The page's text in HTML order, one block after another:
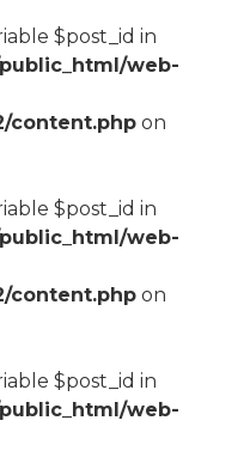
$post_id in
web-
content.phpon
$post_id in
web-
content.phpon
$post_id in
web-